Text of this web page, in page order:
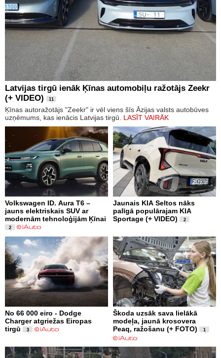
Latvijas tirgū ienāk Ķīnas automobiļu ražotājs Zeekr
(+ VIDEO)
11
Ķīnas autoražotājs "Zeekr" ir vēl viens šīs Āzijas valsts autobūves
uzņēmums, kas ienācis Latvijas tirgū. LASĪT VAIRĀK
Volkswagen ID. Aura T6 –
jauns elektriskais SUV ar
modernām tehnoloģijām Ķīnai
2
Jaunais KIA Seltos nāks
palīgā populārajam KIA
Sportage (+ VIDEO)
2
No 66 000 eiro - Dodge
Charger atgriežas Eiropas
tirgū
3
Škoda uzsāk sava lielākā
modeļa, jaunā krosovera
Peaq, ražošanu (+ FOTO)
1